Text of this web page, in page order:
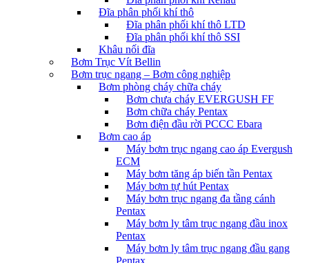
Đĩa phân phối khí thô
Đĩa phân phối khí thô LTD
Đĩa phân phối khí thô SSI
Khâu nối đĩa
Bơm Trục Vít Bellin
Bơm trục ngang – Bơm công nghiệp
Bơm phòng cháy chữa cháy
Bơm chưa cháy EVERGUSH FF
Bơm chữa cháy Pentax
Bơm điện đầu rời PCCC Ebara
Bơm cao áp
Máy bơm trục ngang cao áp Evergush
ECM
Máy bơm tăng áp biến tần Pentax
Máy bơm tự hút Pentax
Máy bơm trục ngang đa tầng cánh
Pentax
Máy bơm ly tâm trục ngang đầu inox
Pentax
Máy bơm ly tâm trục ngang đầu gang
Pentax